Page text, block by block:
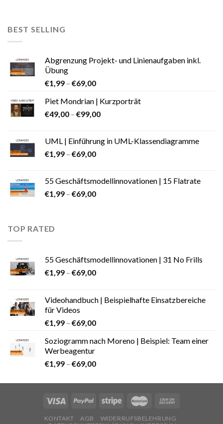
BEST SELLING
Abgrenzung Projekt- und Linienaufgaben inkl.
Übung
€1,99 – €69,00
Piet Mondrian | Kurzporträt
€49,00 – €99,00
UML | Einführung in UML-Klassendiagramme
€1,99 – €69,00
55 Geschäftsmodellinnovationen | 15 Flatrate
€1,99 – €69,00
TOP RATED
55 Geschäftsmodellinnovationen | 31 No Frills
€1,99 – €69,00
Videohandbuch | Beispielhafte Einsatzbereiche
für Videos
€1,99 – €69,00
Soziogramm nach Moreno | Beispiel: Team einer
Werbeagentur
€1,99 – €69,00
KONTAKT AGB
WIDERRUFSBELEHRUNG